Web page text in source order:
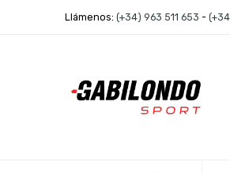
Llámenos: (+34) 963 511 653 -